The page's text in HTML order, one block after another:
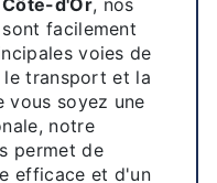
facilement
voies de
transport et la
vous soyez une
notre
permet de
efficace et d'un